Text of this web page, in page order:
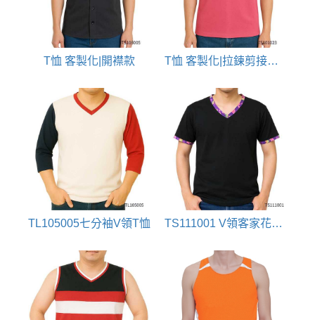
T恤 客製化|開襟款 T恤 客製化|拉鍊剪接配色款
TL105005七分袖V領T恤 TS111001 V領客家花布T恤